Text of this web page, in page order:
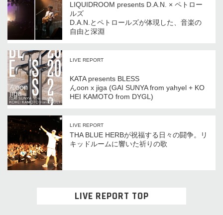
LIQUIDROOM presents D.A.N. × ペトロー
ルズ
D.A.N.とペトロールズが体現した、音楽の
自由と深淵
LIVE REPORT
KATA presents BLESS
んoon x jiga (GAI SUNYA from yahyel + KO
HEI KAMOTO from DYGL)
LIVE REPORT
THA BLUE HERBが祝福する日々の闘争。リ
キッドルームに響いた祈りの歌
LIVE REPORT TOP